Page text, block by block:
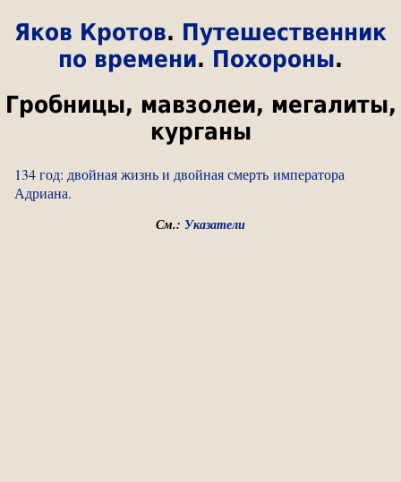
Яков Кротов. Путешественник
по времени. Похороны.
Гробницы, мавзолеи, мегалиты,
курганы
134 год: двойная жизнь и двойная смерть императора
Адриана.
См.: Указатели